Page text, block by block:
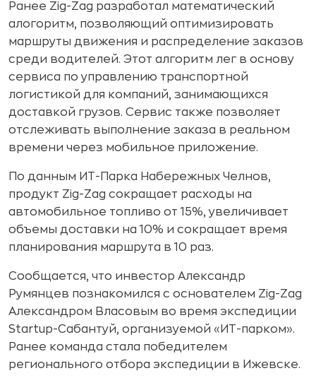
Ранее Zig-Zag разработал математический
алогоритм, позволяющий оптимизировать
маршруты движения и распределение заказов
среди водителей. Этот алгоритм лег в основу
сервиса по управлению транспортной
логистикой для компаний, занимающихся
доставкой грузов. Сервис также позволяет
отслеживать выполнение заказа в реальном
времени через мобильное приложение.
По данным ИТ-Парка Набережных Челнов,
продукт Zig-Zag сокращает расходы на
автомобильное топливо от 15%, увеличивает
объемы доставки на 10% и сокращает время
планирования маршрута в 10 раз.
Сообщается, что инвестор Александр
Румянцев познакомился с основателем Zig-Zag
Александром Власовым во время экспедиции
Startup-Сабантуй, организуемой «ИТ-парком».
Ранее команда стала победителем
регионального отбора экспедиции в Ижевске.